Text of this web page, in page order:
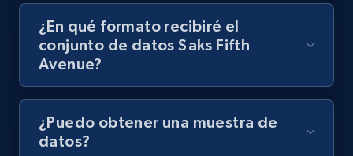
¿En qué formato recibiré el
conjunto de datos Saks Fifth
Avenue?
¿Puedo obtener una muestra de
datos?